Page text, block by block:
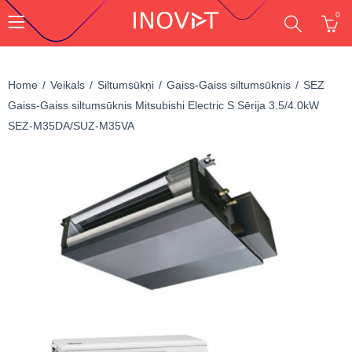
0
Home Veikals Siltumsūkņi Gaiss-Gaiss siltumsūknis
SEZ
Gaiss-Gaiss siltumsūknis Mitsubishi Electric S Sērija 3.5/4.0kW
SEZ-M35DA/SUZ-M35VA